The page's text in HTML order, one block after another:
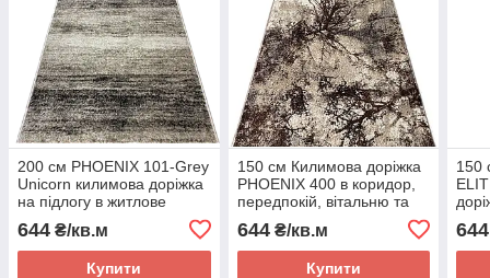
200 см PHOENIX 101-Grey
Unicorn килимова доріжка
на підлогу в житлове
приміщення з еко ворсом і
натуральною тканиною.
644 ₴/кв.м
Купити
150 см Килимова доріжка
PHOENIX 400 в коридор,
передпокій, вітальню та
644₴/кв.м
Купити
150
644